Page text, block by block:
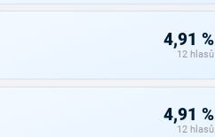
4,91 %
12 hlasů
4,91 %
12 hlasů